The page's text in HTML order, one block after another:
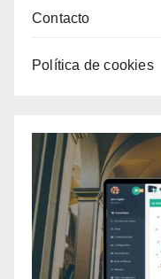
Contacto
Política de cookies